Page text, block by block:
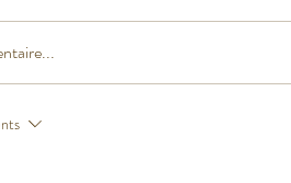
Valentin en